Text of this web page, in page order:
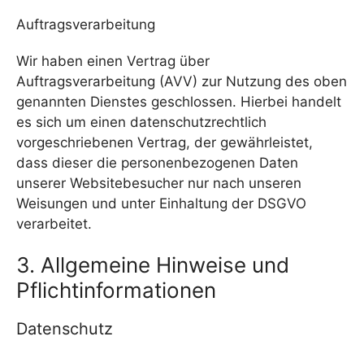
Auftragsverarbeitung
Wir haben einen Vertrag über
Auftragsverarbeitung (AVV) zur Nutzung des oben
genannten Dienstes geschlossen. Hierbei handelt
es sich um einen datenschutzrechtlich
vorgeschriebenen Vertrag, der gewährleistet,
dass dieser die personenbezogenen Daten
unserer Websitebesucher nur nach unseren
Weisungen und unter Einhaltung der DSGVO
verarbeitet.
3. Allgemeine Hinweise und
Pflicht­informationen
Datenschutz